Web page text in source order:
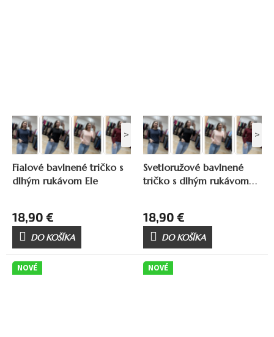
>
Fialové bavlnené tričko s
dlhým rukávom Ele
18,90 €
DO KOŠÍKA
>
Svetloružové bavlnené
tričko s dlhým rukávom
18,90 €
DO KOŠÍKA
NOVÉ NOVÉ